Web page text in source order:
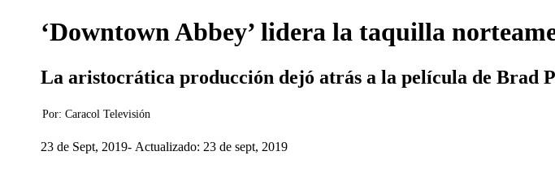
‘Downtown Abbey’ lidera la taquilla
La aristocrática producción dejó atrás a la película de Brad
Por: Caracol Televisión
23 de Sept, 2019 Actualizado: 23 de sept, 2019